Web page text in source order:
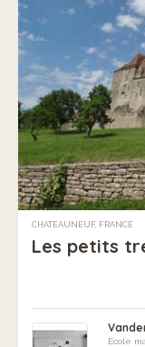
CHATEAUNEUF, FRANCE
Les petits
Ecole